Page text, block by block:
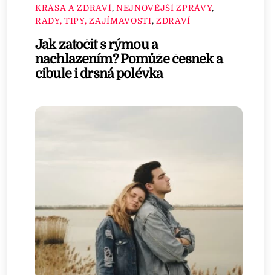
KRÁSA A ZDRAVÍ, NEJNOVĚJŠÍ ZPRÁVY,
RADY, TIPY, ZAJÍMAVOSTI, ZDRAVÍ
Jak zatočit s rýmou a
nachlazením? Pomůže česnek a
cibule i drsná polévka